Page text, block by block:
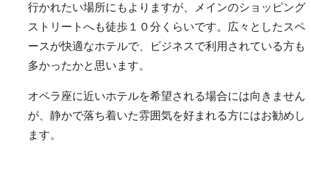
行かれたい場所にもよりますが、メインのショッピング
ストリートへも徒歩１０分くらいです。広々としたスペ
ースが快適なホテルで、ビジネスで利用されている方も
多かったかと思います。
オペラ座に近いホテルを希望される場合には向きません
が、静かで落ち着いた雰囲気を好まれる方にはお勧めし
ます。